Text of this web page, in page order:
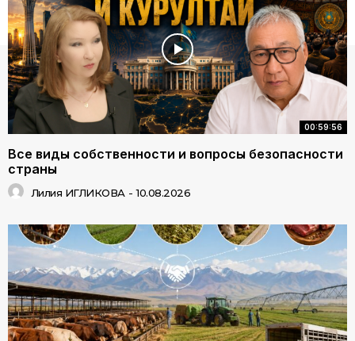
00:59:56
Все виды собственности и вопросы безопасности
страны
Лилия ИГЛИКОВА - 10.08.2026